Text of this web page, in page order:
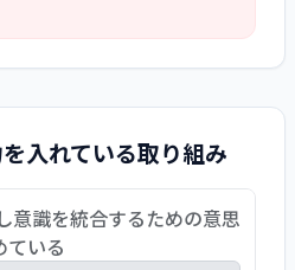
とは異なる点もあり、
している。業務内容
更なる人材育成の体
。
紹介できるよう年間
用いている。しかし
ジの内容については
様子や季節ごとのお
トル紹介等に留まって
業については各園のイ
入れている取り組み
識を統合するための意思
ている